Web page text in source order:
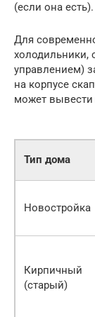
(если она есть).
Для
управлением)
на корпусе
может вывести
Тип дома
Новостройка
Кирпичный
(старый)